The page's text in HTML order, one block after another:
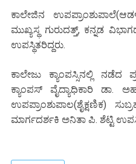
ಕಾಲೇಜಿನ
ಮುಖ್ಯಸ್ಥ ಗುರುದತ್ತ್, ಕನ್ನಡ
ಉಪಸ್ಥಿತರಿದ್ದರು.
ಕಾಲೇಜು ಕ್ಯಾಂಪಸ್ಸಿನಲ್ಲಿ ನಡೆದ
ಕ್ಯಾಂಪಸ್ ವೈದ್ಯಾಧಿಕಾರಿ ಡಾ.
ಉಪಪ್ರಾಂಶುಪಾಲ(ಶೈಕ್ಷಣಿಕ)
ಮಾರ್ಗದರ್ಶಕಿ ಅನಿತಾ ಪಿ. ಶೆಟ್ಟಿ